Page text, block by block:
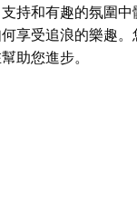
持和有趣的氛圍
享受追浪的樂趣
助您進步。
。她們比任何人都